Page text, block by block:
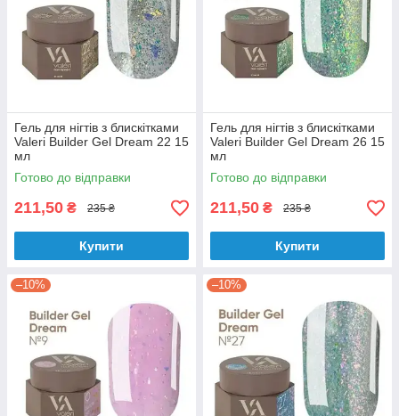
Гель для нігтів з блискітками
Valeri Builder Gel Dream 22 15
мл
Готово до відправки
211,50 ₴ 235 ₴
Купити
Гель для нігтів з блискітками
Valeri Builder Gel Dream 26 15
мл
Готово до відправки
211,50 ₴ 235 ₴
Купити
–10% –10%